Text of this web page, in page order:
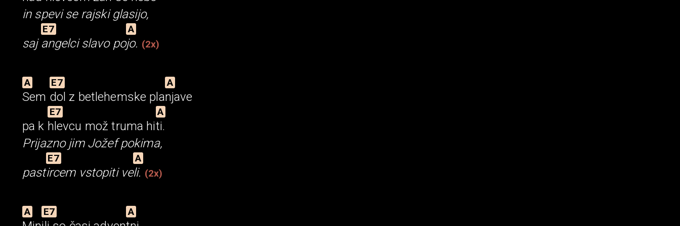
in spevi se rajski glasijo,
saj
E7
angelcislavo po
A
jo. (2x)
A
Sem
E7
dol z betlehemske pla
A
njave
pa k
E7
hlevcu mož truma hi
A
ti.
Prijazno jim Jožef pokima,
past
E7
ircemvstopiti ve
A
li. (2x)
A E7 A